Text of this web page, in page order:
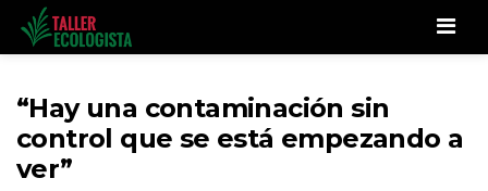
“Hay una contaminación sin
control que se está empezando a
ver”